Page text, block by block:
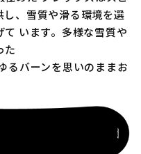
、雪質や滑る環境を選
います。多様な雪質や
た
るバーンを思いのままお